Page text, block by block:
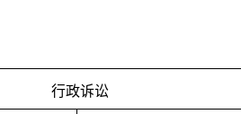
行政诉讼